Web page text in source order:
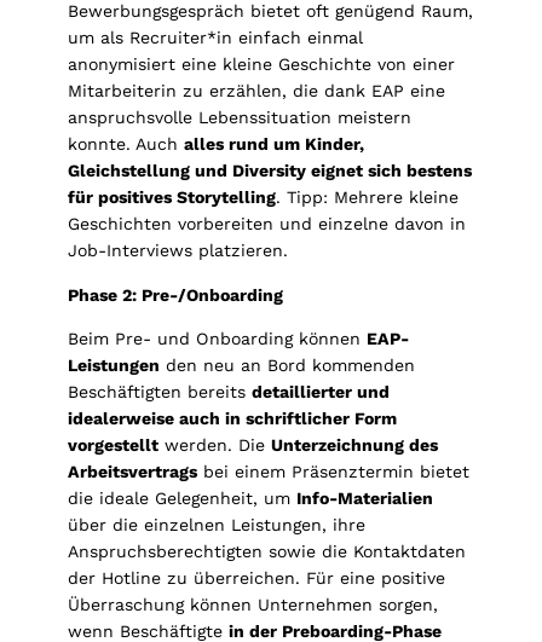
Bewerbungsgespräch bietet oft genügend Raum,
um als Recruiter*in einfach einmal
anonymisiert eine kleine Geschichte von einer
Mitarbeiterin zu erzählen, die dank EAP eine
anspruchsvolle Lebenssituation meistern
konnte. Auch alles rund um Kinder,
Gleichstellung und Diversity eignet sich bestens
für positives Storytelling. Tipp: Mehrere kleine
Geschichten vorbereiten und einzelne davon in
Job-Interviews platzieren.
Phase 2: Pre-/Onboarding
Beim Pre- und Onboarding können EAP-
Leistungen den neu an Bord kommenden
Beschäftigten bereits detaillierter und
idealerweise auch in schriftlicher Form
vorgestellt werden. Die Unterzeichnung des
Arbeitsvertrags bei einem Präsenztermin bietet
die ideale Gelegenheit, um Info-Materialien
über die einzelnen Leistungen, ihre
Anspruchsberechtigten sowie die Kontaktdaten
der Hotline zu überreichen. Für eine positive
Überraschung können Unternehmen sorgen,
wenn Beschäftigte in der Preboarding-Phase